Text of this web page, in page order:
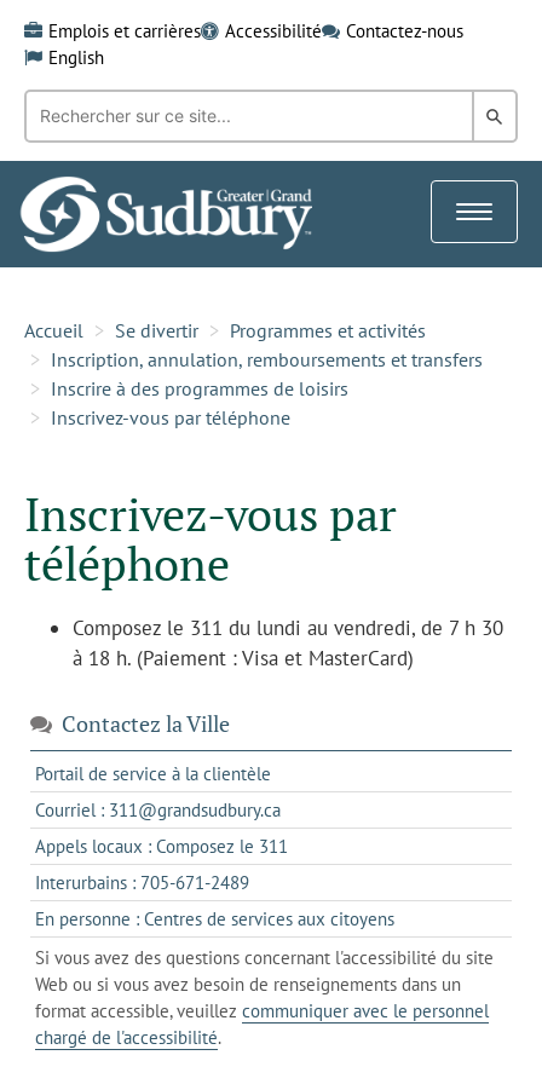
content
Emplois et carrières Accessibilité
Contactez-nous
English
Recherche
mot-
clé:
dans
Toggle
Accueil Se divertir
Programmes et activités
Inscription, annulation, remboursements et transfers
Inscrire à des programmes de loisirs
Inscrivez-vous par téléphone
Inscrivez-vous par
téléphone
Composez le 311 du lundi au vendredi, de 7 h 30
à 18 h. (Paiement : Visa et MasterCard)
Contactez la Ville
Portail de service à la clientèle
dans
un
nouvel
Courriel : 311@grandsudbury.cas'ouvre
dans
votre
de
messagerie
Appels locaux : Composez le 311
dans
un
client
de
votre
téléphone
Interurbains : 705-671-2489s'ouvre
dans
un
client
de
votre
En personne : Centres de services aux citoyenss'ouvre
dans
l'onglet
actuel
Si vous avez des questions concernant l'accessibilité du site
Web ou si vous avez besoin de renseignements dans un
format accessible, veuillez communiquer avec le personnel
chargé de l'accessibilité.